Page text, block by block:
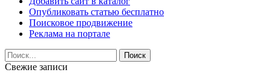
Опубликовать статью бесплатно
Поисковое продвижение
Реклама на портале
Свежие записи